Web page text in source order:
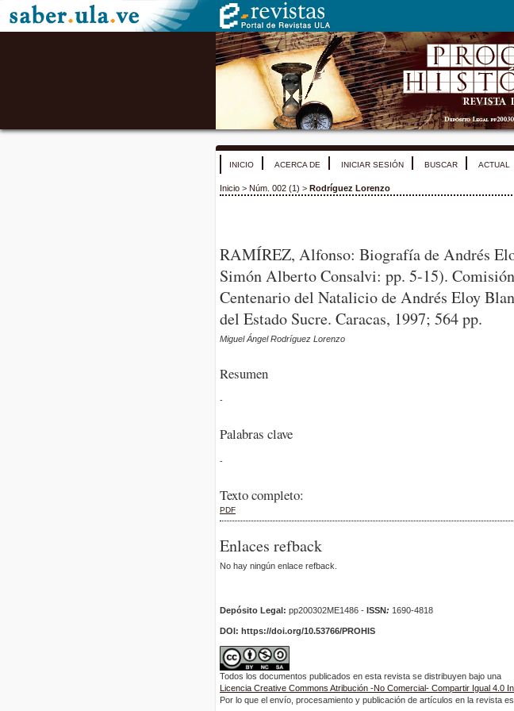
INICIO ACERCA DE INICIAR SESIÓN BUSCAR ACTUAL
Inicio > Núm. 002 (1) > Rodríguez Lorenzo
RAMÍREZ, Alfonso: Biografía de Andrés
Simón Alberto Consalvi: pp. 5-15).
Centenario del Natalicio de Andrés Eloy
del Estado Sucre. Caracas, 1997; 564 pp.
Miguel Ángel Rodríguez Lorenzo
Resumen
-
Palabras clave
-
Texto completo:
PDF
Enlaces refback
No hay ningún enlace refback.
Depósito Legal: pp200302ME1486 - ISSN: 1690-4818
DOI: https://doi.org/10.53766/PROHIS
Todos los documentos publicados en esta revista se distribuyen bajo una
Licencia Creative Commons Atribución -No Comercial- Compartir Igual 4.0
Por lo que el envío, procesamiento y publicación de artículos en la revista